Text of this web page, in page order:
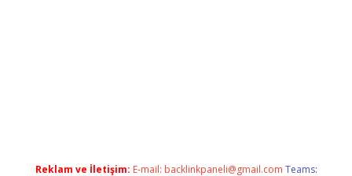
Reklam ve İletişim: E-mail: backlinkpaneli@gmail.com Teams: